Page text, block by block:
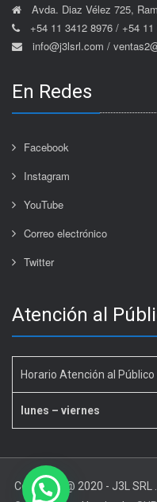
Avda. Diaz Vélez 725,
+54 11 3412 8976 / +54 11
info@j3lsrl.com /
En Redes
Facebook
Instagram
YouTube
Correo electrónico
Twitter
Atención al
Horario Atención al Público
lunes – viernes
Copyright @ 2020 - J3L SRL